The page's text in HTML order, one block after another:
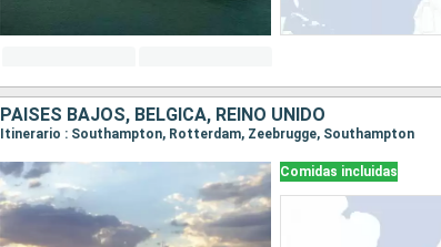
PAISES BAJOS, BÉLGICA, REINO UNIDO
Itinerario : Southampton, Rotterdam, Zeebrugge, Southampton
Comidas incluidas